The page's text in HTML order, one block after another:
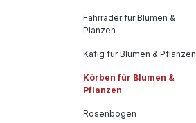
Fahrräder für Blumen &
Planzen
Käfig für Blumen & Pflanzen
Körben für Blumen &
Pflanzen
Rosenbogen